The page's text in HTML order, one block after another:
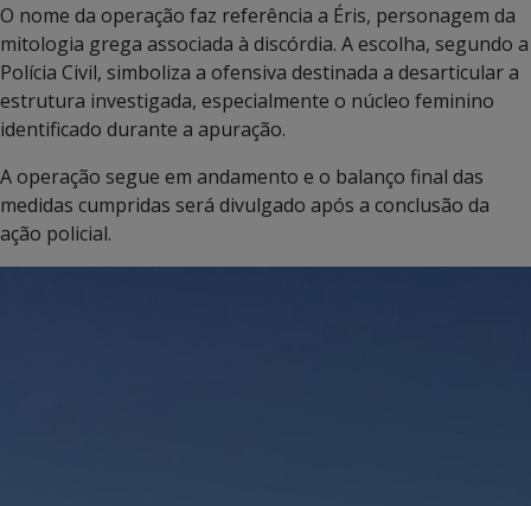
O nome da operação faz referência a Éris, personagem da
mitologia grega associada à discórdia. A escolha, segundo a
Polícia Civil, simboliza a ofensiva destinada a desarticular a
estrutura investigada, especialmente o núcleo feminino
identificado durante a apuração.
A operação segue em andamento e o balanço final das
medidas cumpridas será divulgado após a conclusão da
ação policial.